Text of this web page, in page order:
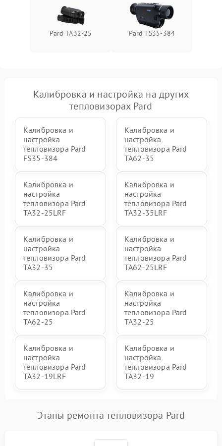
Pard TA32-25 Pard FS35-384
Калибровка и настройка на других
тепловизорах Pard
Калибровка и
настройка
тепловизора Pard
FS35-384
Калибровка и
настройка
тепловизора Pard
TA62-35
Калибровка и
настройка
тепловизора Pard
TA32-25LRF
Калибровка и
настройка
тепловизора Pard
TA32-35LRF
Калибровка и
настройка
тепловизора Pard
TA32-35
Калибровка и
настройка
тепловизора Pard
TA62-25LRF
Калибровка и
настройка
тепловизора Pard
TA62-25
Калибровка и
настройка
тепловизора Pard
TA32-25
Калибровка и
настройка
тепловизора Pard
TA32-19LRF
Калибровка и
настройка
тепловизора Pard
TA32-19
Этапы ремонта тепловизора Pard